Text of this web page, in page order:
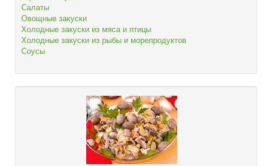
Салаты
Овощные закуски
Холодные закуски из мяса и птицы
Холодные закуски из рыбы и морепродуктов
Соусы